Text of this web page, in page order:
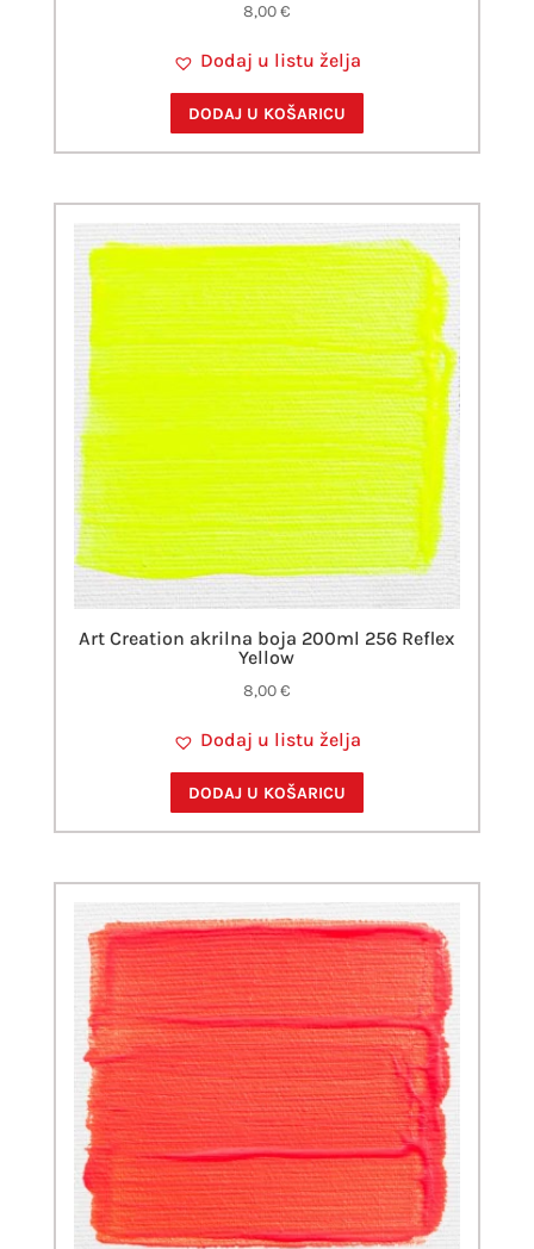
8,00€
Dodaj u listu želja
DODAJ U KOŠARICU
Art Creation akrilna boja 200ml 256 Reflex
Yellow
8,00€
Dodaj u listu želja
DODAJ U KOŠARICU